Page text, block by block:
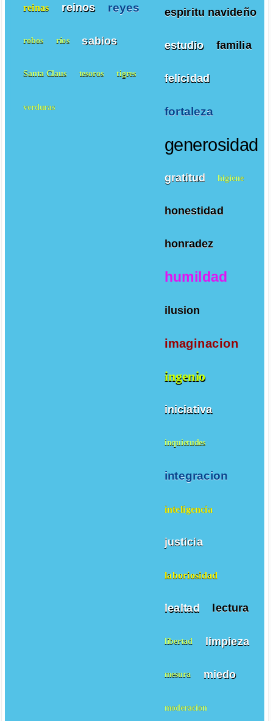
espiritu navideño
estudio familia
felicidad
fortaleza
generosidad
gratitud higiene
honestidad
honradez
humildad
ilusion
imaginacion
ingenio
iniciativa
inquietudes
integracion
inteligencia
justicia
laboriosidad
lealtad lectura
libertad limpieza
mesura miedo
moderacion
reinas reinos reyes
robos ríos sabios
Santa Claus tesoros tigres
verduras